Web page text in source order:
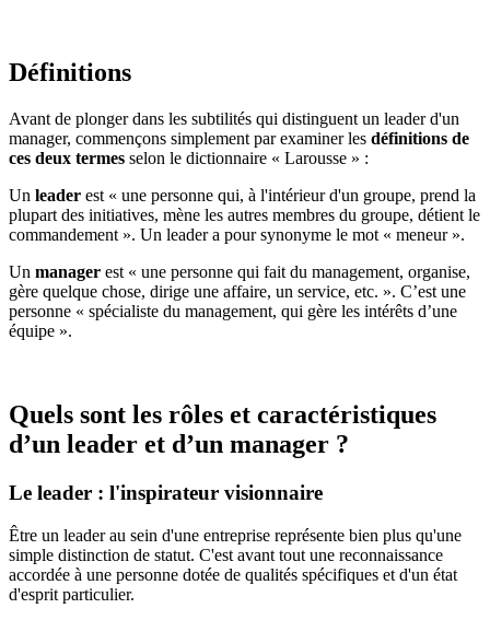
Définitions
Avant de plonger dans les subtilités qui distinguent un leader d'un
manager, commençons simplement par examiner les définitions de
ces deux termes selon le dictionnaire « Larousse » :
Un leader est « une personne qui, à l'intérieur d'un groupe, prend la
plupart des initiatives, mène les autres membres du groupe, détient le
commandement ». Un leader a pour synonyme le mot « meneur ».
Un manager est « une personne qui fait du management, organise,
gère quelque chose, dirige une affaire, un service, etc. ». C’est une
personne « spécialiste du management, qui gère les intérêts d’une
équipe ».
Quels sont les rôles et caractéristiques
d’un leader et d’un manager ?
Le leader : l'inspirateur visionnaire
Être un leader au sein d'une entreprise représente bien plus qu'une
simple distinction de statut. C'est avant tout une reconnaissance
accordée à une personne dotée de qualités spécifiques et d'un état
d'esprit particulier.